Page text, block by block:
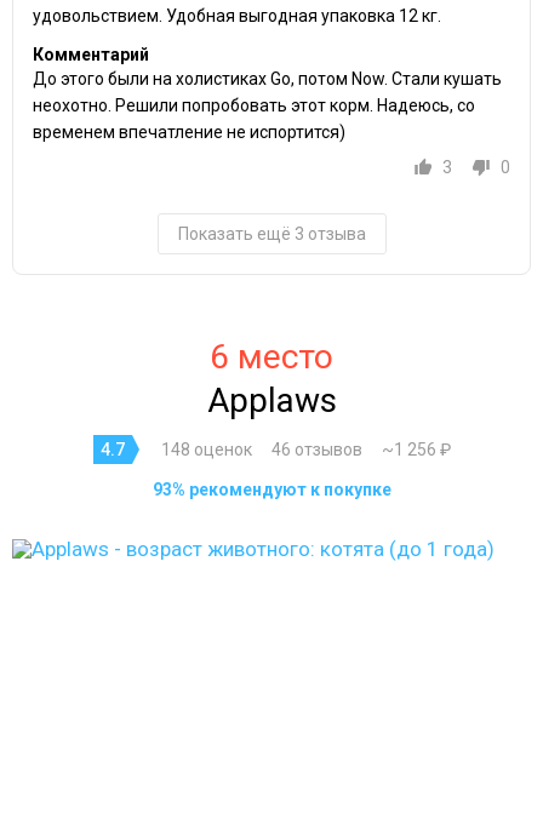
удовольствием. Удобная выгодная упаковка 12 кг.
Комментарий
До этого были на холистиках Go, потом Now. Стали кушать
неохотно. Решили попробовать этот корм. Надеюсь, со
временем впечатление не испортится)
3
0
Показать ещё 3 отзыва
6 место
Applaws
4.7 148 оценок 46 отзывов ~1 256 ₽
93% рекомендуют к покупке